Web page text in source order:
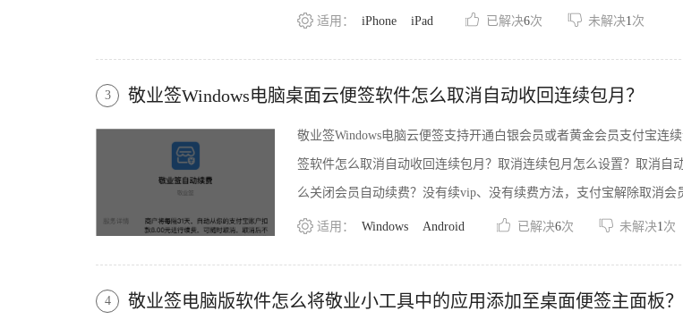
适用： iPhone iPad 已解决6次 未解决1次
3 敬业签Windows电脑桌面云便签软件怎么取消自动收回连续包月？
敬业签Windows电脑云便签支持开通白银会员或者黄金会员支付宝连
签软件怎么取消自动收回连续包月？取消连续包月怎么设置？取消
么关闭会员自动续费？没有续vip、没有续费方法，支付宝解除取消会
适用： Windows Android 已解决6次 未解决1次
4 敬业签电脑版软件怎么将敬业小工具中的应用添加至桌面便签主面板？